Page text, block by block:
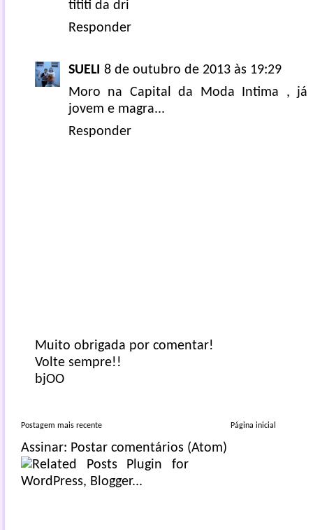
tititi da dri
Responder
SUELI 8 de outubro de 2013 às 19:29
Moro na Capital da Moda Intima ,
jovem e magra...
Responder
Muito obrigada por comentar!
Volte sempre!!
bjOO
Postagem mais recente Página inicial
Assinar: Postar comentários (Atom)